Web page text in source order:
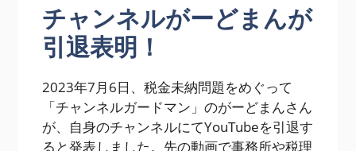
チャンネルがーどまんが
引退表明！
2023年7月6日、税金未納問題をめぐって
「チャンネルガードマン」のがーどまんさん
が、自身のチャンネルにてYouTubeを引退す
ると発表しました。先の動画で事務所や税理